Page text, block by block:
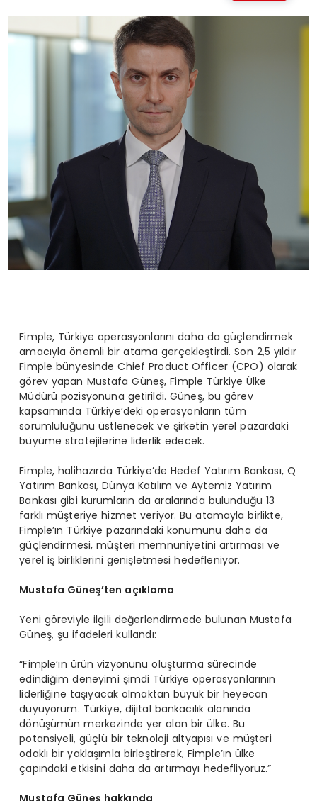
Fimple, Türkiye operasyonlarını daha da güçlendirmek
amacıyla önemli bir atama gerçekleştirdi. Son 2,5 yıldır
Fimple bünyesinde Chief Product Officer (CPO) olarak
görev yapan Mustafa Güneş, Fimple Türkiye Ülke
Müdürü pozisyonuna getirildi. Güneş, bu görev
kapsamında Türkiye’deki operasyonların tüm
sorumluluğunu üstlenecek ve şirketin yerel pazardaki
büyüme stratejilerine liderlik edecek.
Fimple, halihazırda Türkiye’de Hedef Yatırım Bankası, Q
Yatırım Bankası, Dünya Katılım ve Aytemiz Yatırım
Bankası gibi kurumların da aralarında bulunduğu 13
farklı müşteriye hizmet veriyor. Bu atamayla birlikte,
Fimple’ın Türkiye pazarındaki konumunu daha da
güçlendirmesi, müşteri memnuniyetini artırması ve
yerel iş birliklerini genişletmesi hedefleniyor.
Mustafa Güneş’ten açıklama
Yeni göreviyle ilgili değerlendirmede bulunan Mustafa
Güneş, şu ifadeleri kullandı:
“Fimple’ın ürün vizyonunu oluşturma sürecinde
edindiğim deneyimi şimdi Türkiye operasyonlarının
liderliğine taşıyacak olmaktan büyük bir heyecan
duyuyorum. Türkiye, dijital bankacılık alanında
dönüşümün merkezinde yer alan bir ülke. Bu
potansiyeli, güçlü bir teknoloji altyapısı ve müşteri
odaklı bir yaklaşımla birleştirerek, Fimple’ın ülke
çapındaki etkisini daha da artırmayı hedefliyoruz.”